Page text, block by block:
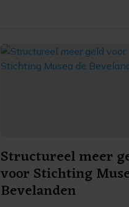
Structureel meer
voor Stichting
Bevelanden